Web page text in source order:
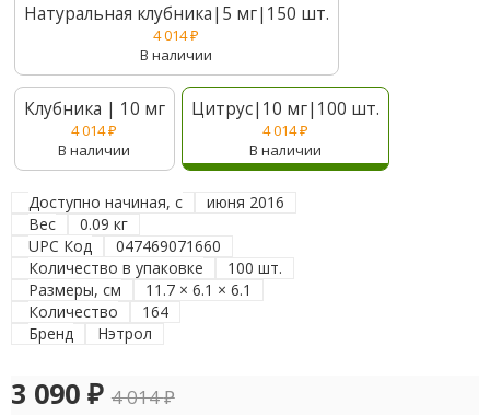
Натуральная клубника|5 мг|150 шт.
4 014₽
В наличии
Клубника | 10 мг
4 014₽
В наличии
Цитрус|10 мг|100 шт.
4 014₽
В наличии
Доступно начиная, с
июня 2016
Вес
0.09 кг
UPC Код
047469071660
Количество в упаковке
100 шт.
Размеры, см
11.7 × 6.1 × 6.1
Количество
164
Бренд
Нэтрол
3 090 ₽ 4 014₽